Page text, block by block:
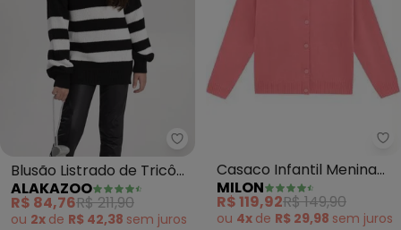
Alakazoo - Blusão Listrado de
Blusão Listrado de Tricô
Infantil Menina (Preto)
ALAKAZOO
R$ 84,76R$ 211,90
ou 2x de R$ 42,38 sem juros
Casaco Infantil Menina
(Rosa)
MILON
R$ 119,92R$ 149,90
ou 4x de R$ 29,98 sem juros